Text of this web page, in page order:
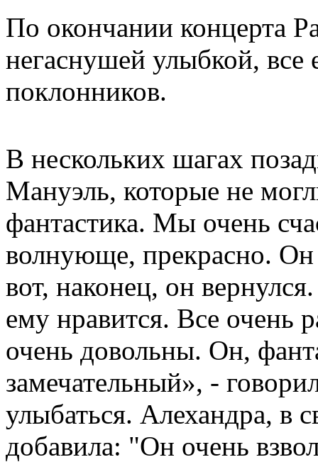
По окончании концерта
негаснушей улыбкой,
поклонников.
В нескольких шагах
Мануэль, которые не
фантастика. Мы очень
волнующе, прекрасно. Он
вот, наконец, он
ему нравится. Все очень
очень довольны. Он,
замечательный», -
улыбаться. Алехандра, в
добавила: "Он очень